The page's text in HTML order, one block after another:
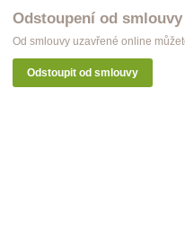
Odstoupení od smlouvy
Od smlouvy uzavřené online
Odstoupit od smlouvy